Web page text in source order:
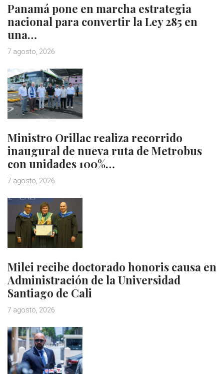
Panamá pone en marcha estrategia
nacional para convertir la Ley 285 en
una…
7 agosto, 2026
Ministro Orillac realiza recorrido
inaugural de nueva ruta de Metrobus
con unidades 100%…
7 agosto, 2026
Milei recibe doctorado honoris causa en
Administración de la Universidad
Santiago de Cali
7 agosto, 2026